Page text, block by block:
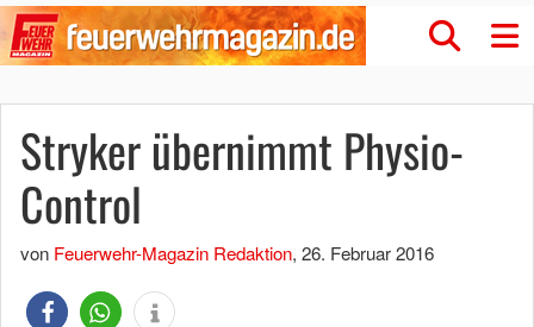
Stryker übernimmt Physio-
Control
von Feuerwehr-Magazin Redaktion, 26. Februar 2016